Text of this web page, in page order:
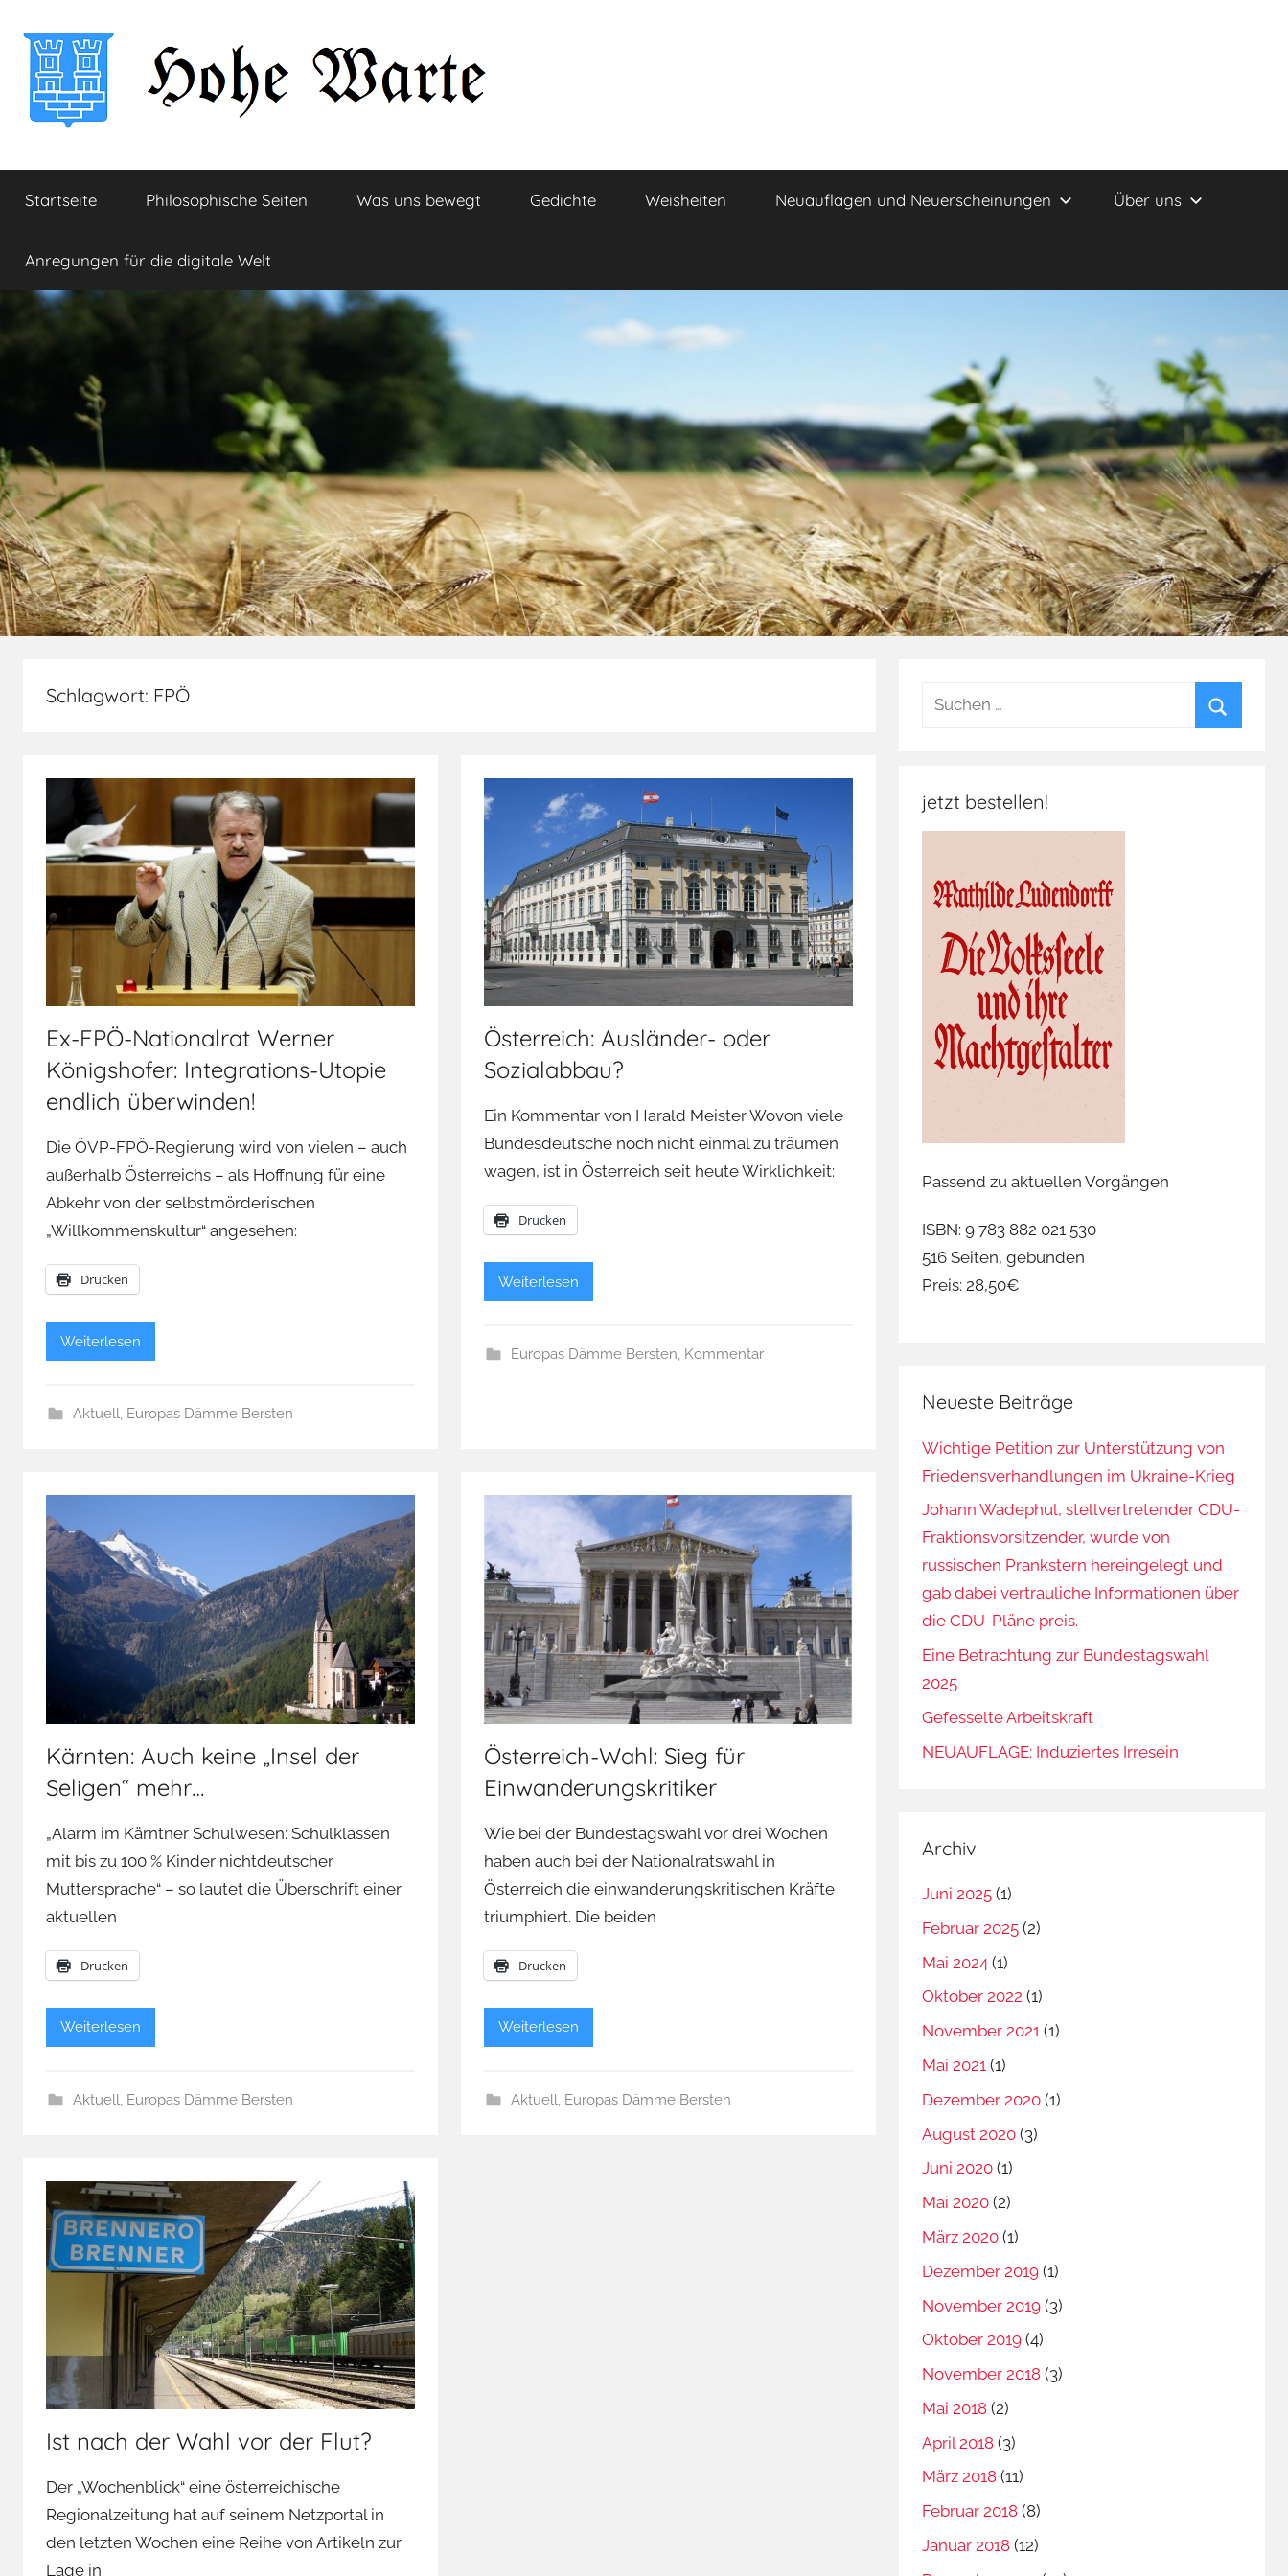
Inhalt
springen
Hohe
Warte
Startseite Philosophische Seiten Was uns bewegt Gedichte Weisheiten Neuauflagen und Neuerscheinungen Über uns
Anregungen für die digitale Welt
Schlagwort: FPÖ
Ex-FPÖ-Nationalrat Werner
Königshofer: Integrations-Utopie
endlich überwinden!
Die ÖVP-FPÖ-Regierung wird von vielen – auch
außerhalb Österreichs – als Hoffnung für eine
Abkehr von der selbstmörderischen
„Willkommenskultur“ angesehen:
Drucken
Weiterlesen
Aktuell, Europas Dämme Bersten
Österreich: Ausländer- oder
Sozialabbau?
Ein Kommentar von Harald Meister Wovon viele
Bundesdeutsche noch nicht einmal zu träumen
wagen, ist in Österreich seit heute Wirklichkeit:
Drucken
Weiterlesen
Europas Dämme Bersten, Kommentar
Kärnten: Auch keine „Insel der
Seligen“ mehr…
„Alarm im Kärntner Schulwesen: Schulklassen
mit bis zu 100 % Kinder nichtdeutscher
Muttersprache“ – so lautet die Überschrift einer
aktuellen
Drucken
Weiterlesen
Aktuell, Europas Dämme Bersten
Österreich-Wahl: Sieg für
Einwanderungskritiker
Wie bei der Bundestagswahl vor drei Wochen
haben auch bei der Nationalratswahl in
Österreich die einwanderungskritischen Kräfte
triumphiert. Die beiden
Drucken
Weiterlesen
Aktuell, Europas Dämme Bersten
Ist nach der Wahl vor der Flut?
Der „Wochenblick“ eine österreichische
Regionalzeitung hat auf seinem Netzportal in
den letzten Wochen eine Reihe von Artikeln zur
Lage in
Suchen
jetzt bestellen!
Passend zu aktuellen Vorgängen
ISBN: 9 783 882 021 530
516 Seiten, gebunden
Preis: 28,50€
Neueste Beiträge
Wichtige Petition zur Unterstützung von
Friedensverhandlungen im Ukraine-Krieg
Johann Wadephul, stellvertretender CDU-
Fraktionsvorsitzender, wurde von
russischen Prankstern hereingelegt und
gab dabei vertrauliche Informationen über
die CDU-Pläne preis.
Eine Betrachtung zur Bundestagswahl
2025
Gefesselte Arbeitskraft
NEUAUFLAGE: Induziertes Irresein
Archiv
Juni 2025 (1)
Februar 2025 (2)
Mai 2024 (1)
Oktober 2022 (1)
November 2021 (1)
Mai 2021 (1)
Dezember 2020 (1)
August 2020 (3)
Juni 2020 (1)
Mai 2020 (2)
März 2020 (1)
Dezember 2019 (1)
November 2019 (3)
Oktober 2019 (4)
November 2018 (3)
Mai 2018 (2)
April 2018 (3)
März 2018 (11)
Februar 2018 (8)
Januar 2018 (12)